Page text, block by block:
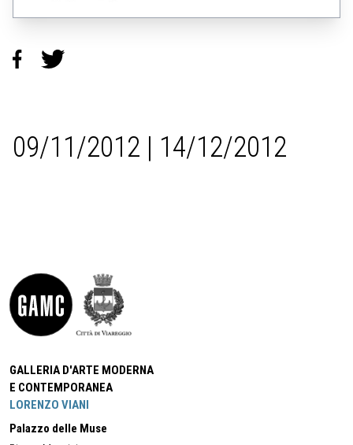
09/11/2012 | 14/12/2012
GALLERIA D'ARTE MODERNA
E CONTEMPORANEA
LORENZO VIANI
Palazzo delle Muse